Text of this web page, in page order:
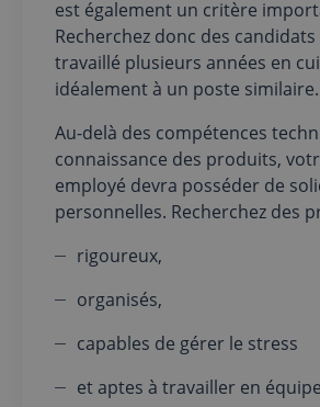
est également un critère
Recherchez donc des
travaillé plusieurs années en
idéalement à un poste similaire.
Au-delà des compétences
connaissance des produits,
employé devra posséder de
personnelles. Recherchez des
rigoureux,
organisés,
capables de gérer le stress
et aptes à travailler en